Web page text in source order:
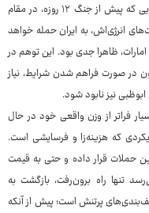
دچار یک توهم جسارت‌آمیز عملیاتی شده بود، تا جایی که پیش از جنگ ۱۲ روزه، در مقام
انرژی‌اش، به ایران حمله خواهد
ظاهرا جدی بود. این توهم در
در صورت فراهم‌ شدن شرایط، نیاز
نیز نابود شود.
فراتر از وزن واقعی خود در حال
که هزینه‌زا و فرسایشی است.
حملات قرار داده و حتی به قیمت
تنها راه برون‌رفت، بازگشت به
پرتنش است؛ پیش از آنکه